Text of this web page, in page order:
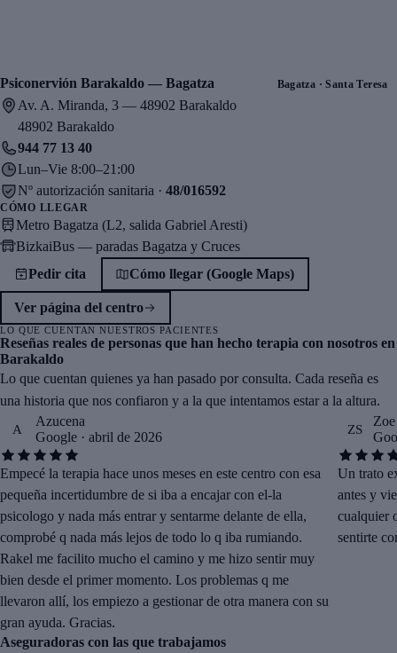
Psiconervión Barakaldo — Bagatza Bagatza · Santa Teresa
Av. A. Miranda, 3 — 48902 Barakaldo
48902 Barakaldo
944 77 13 40
Lun–Vie 8:00–21:00
Nº autorización sanitaria · 48/016592
CÓMO LLEGAR
Metro Bagatza (L2, salida Gabriel Aresti)
BizkaiBus — paradas Bagatza y Cruces
Pedir cita
Cómo llegar (Google Maps)
Ver página del centro
LO QUE CUENTAN NUESTROS PACIENTES
Reseñas reales de personas que han hecho terapia con nosotros en
Barakaldo
Lo que cuentan quienes ya han pasado por consulta. Cada reseña es
una historia que nos confiaron y a la que intentamos estar a la altura.
A
Azucena
Google · abril de 2026
Empecé la terapia hace unos meses en este centro con esa
pequeña incertidumbre de si iba a encajar con el-la
psicologo y nada más entrar y sentarme delante de ella,
comprobé q nada más lejos de todo lo q iba rumiando.
Rakel me facilito mucho el camino y me hizo sentir muy
bien desde el primer momento. Los problemas q me
llevaron allí, los empiezo a gestionar de otra manera con su
gran ayuda. Gracias.
ZS
Un trato
antes y
cualquier
sentirte
Aseguradoras con las que trabajamos